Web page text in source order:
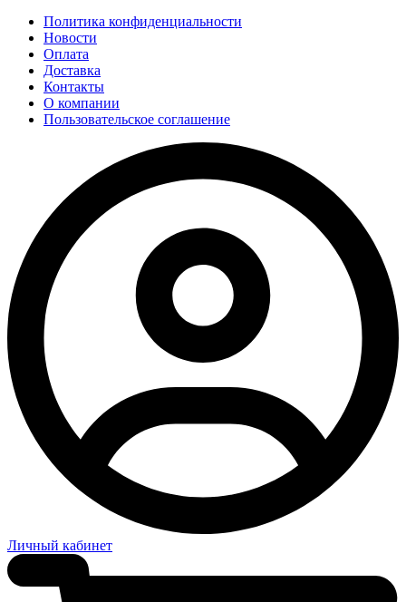
Политика конфиденциальности
Новости
Оплата
Доставка
Контакты
О компании
Пользовательское соглашение
Личный кабинет